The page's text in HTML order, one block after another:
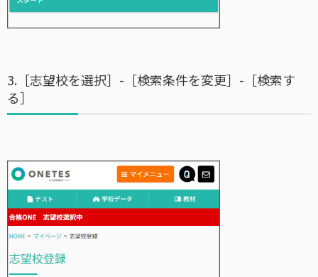
3.［志望校を選択］-［検索条件を変更］-［検索す
る］